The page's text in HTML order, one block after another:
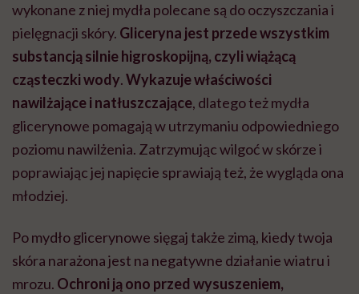
wykonane z niej mydła polecane są do oczyszczania i
pielęgnacji skóry. Gliceryna jest przede wszystkim
substancją silnie higroskopijną, czyli wiążącą
cząsteczki wody.Wykazuje właściwości
nawilżające i natłuszczające, dlatego też mydła
glicerynowe pomagają w utrzymaniu odpowiedniego
poziomu nawilżenia. Zatrzymując wilgoć w skórze i
poprawiając jej napięcie sprawiają też, że wygląda ona
młodziej.
Po mydło glicerynowe sięgaj także zimą, kiedy twoja
skóra narażona jest na negatywne działanie wiatru i
mrozu. Ochroni ją ono przed wysuszeniem,